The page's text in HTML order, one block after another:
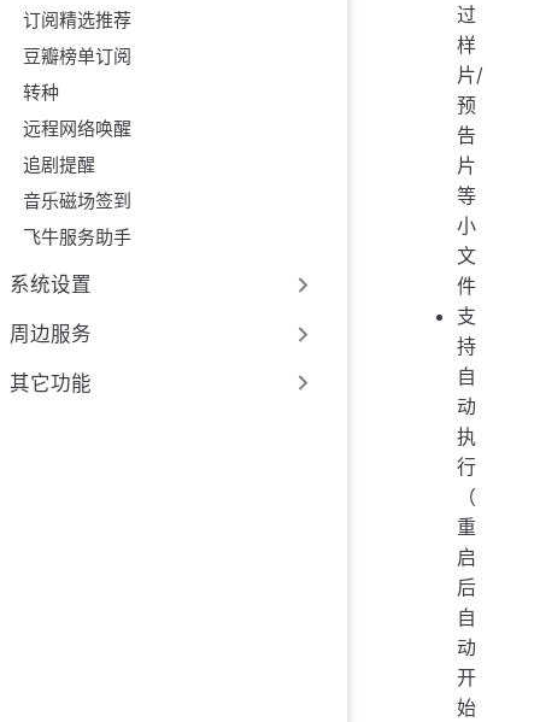
订阅精选推荐
豆瓣榜单订阅
转种
远程网络唤醒
追剧提醒
音乐磁场签到
飞牛服务助手
系统设置
周边服务
其它功能
过
样
片/
预
告
片
等
小
文
件
支
持
自
动
执
行
（
重
启
后
自
动
开
始